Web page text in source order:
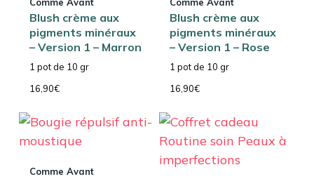
Blush crème aux
pigments minéraux
– Version 1 – Marron
1 pot de 10 gr
16,90€
Blush crème aux
pigments minéraux
– Version 1 – Rose
1 pot de 10 gr
16,90€
Comme Avant